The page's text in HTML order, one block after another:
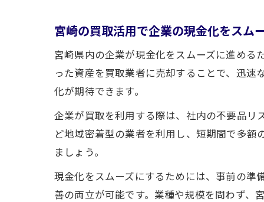
宮崎の買取活用で企業の現金化をスム
宮崎県内の企業が現金化をスムーズに進める
った資産を買取業者に売却することで、迅
化が期待できます。
企業が買取を利用する際は、社内の不要品リ
ど地域密着型の業者を利用し、短期間で多
ましょう。
現金化をスムーズにするためには、事前の準
善の両立が可能です。業種や規模を問わず、